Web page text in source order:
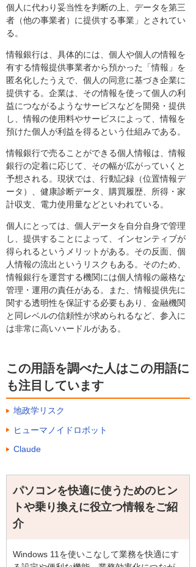
個人に代わり妥当性を判断の上、データを第三
者（他の事業者）に提供する事業」とされてい
る。
情報銀行は、具体的には、個人や個人の情報を
有する情報提供事業者から預かった「情報」を
匿名化したうえで、個人の同意に基づき企業に
提供する。企業は、その情報を使って個人の利
益につながるようなサービスなどを開発・提供
し、情報の使用料やサービスによって、情報を
預けた個人が利益を得るという仕組みである。
情報銀行で売ることができる個人情報は、情報
銀行の定着に応じて、その幅が広がっていくと
予想される。現状では、行動記録（位置情報デ
ータ）、健康診断データ、購買履歴、所得・家
計収支、電力使用量などといわれている。
個人にとっては、個人データを自分自身で管理
し、提供することによって、インセンティブが
得られるというメリットがある。その反面、個
人情報の流出というリスクもある。そのため、
情報銀行を運営する機関には個人情報の厳格な
管理・運用の責任がある。また、情報提供先に
関する透明性を保証する必要もあり、金融機関
と同レベルの信頼性が求められるなど、参入に
は非常に高いハードルがある。
この用語を調べた人はこの用語に
も注目しています
地政学リスク
ヒューマノイドロボット
Claude
パソコンを快適に使うためのヒン
トや乗り換えに役立つ情報をご紹
介
Windows 11を使いこなして業務を快適にす